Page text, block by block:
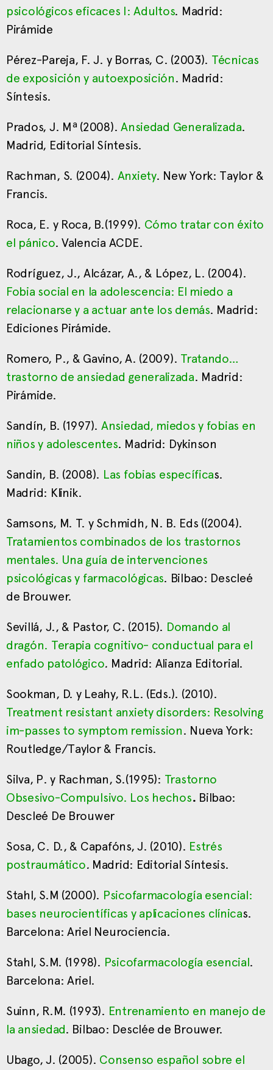
psicológicos eficaces I: Adultos. Madrid:
Pirámide
Pérez-Pareja, F. J. y Borras, C. (2003). Técnicas
de exposición y autoexposición. Madrid:
Síntesis.
Prados, J. Mª (2008).Ansiedad Generalizada.
Madrid, Editorial Síntesis.
Rachman, S. (2004). Anxiety. New York: Taylor &
Francis.
Roca, E. y Roca, B.(1999). Cómo tratar con éxito
el pánico. Valencia ACDE.
Rodríguez, J., Alcázar, A., & López, L. (2004).
Fobia social en la adolescencia: El miedo a
relacionarse y a actuar ante los demás. Madrid:
Ediciones Pirámide.
Romero, P., & Gavino, A. (2009). Tratando…
trastorno de ansiedad generalizada. Madrid:
Pirámide.
Sandín, B. (1997). Ansiedad, miedos y fobias en
niños y adolescentes. Madrid: Dykinson
Sandin, B. (2008). Las fobias específicas.
Madrid: Klinik.
Samsons, M. T. y Schmidh, N. B. Eds ((2004).
Tratamientos combinados de los trastornos
mentales. Una guía de intervenciones
psicológicas y farmacológicas. Bilbao: Descleé
de Brouwer.
Sevillá, J., & Pastor, C. (2015). Domando al
dragón. Terapia cognitivo- conductual para el
enfado patológico. Madrid: Alianza Editorial.
Sookman, D. y Leahy, R.L. (Eds.). (2010).
Treatment resistant anxiety disorders: Resolving
im-passes to symptom remission. Nueva York:
Routledge/Taylor & Francis.
Silva, P. y Rachman, S.(1995): Trastorno
Obsesivo-Compulsivo. Los hechos. Bilbao:
Descleé De Brouwer
Sosa, C. D., & Capafóns, J. (2010). Estrés
postraumático. Madrid: Editorial Síntesis.
Stahl, S.M (2000). Psicofarmacología esencial:
bases neurocientíficas y aplicaciones clínicas.
Barcelona: Ariel Neurociencia.
Stahl, S.M. (1998). Psicofarmacología esencial.
Barcelona: Ariel.
Suinn, R.M. (1993). Entrenamiento en manejo de
la ansiedad. Bilbao: Desclée de Brouwer.
Ubago, J. (2005). Consenso español sobre el